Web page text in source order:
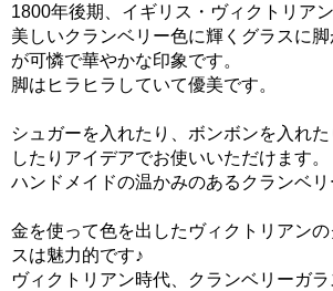
1800年後期、イギリス・ヴィクトリア
美しいクランベリー色に輝くグラスに
が可憐で華やかな印象です。
脚はヒラヒラしていて優美です。
シュガーを入れたり、ボンボンを入れ
したりアイデアでお使いいただけます。
ハンドメイドの温かみのあるクランベリ
金を使って色を出したヴィクトリアン
スは魅力的です♪
ヴィクトリアン時代、クランベリーガ